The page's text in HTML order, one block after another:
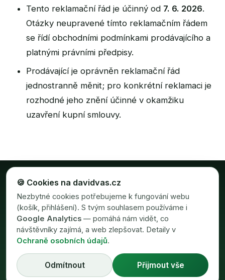
Tento reklamační řád je účinný od 7. 6. 2026.
Otázky neupravené tímto reklamačním řádem
se řídí obchodními podmínkami prodávajícího a
platnými právními předpisy.
Prodávající je oprávněn reklamační řád
jednostranně měnit; pro konkrétní reklamaci je
rozhodné jeho znění účinné v okamžiku
uzavření kupní smlouvy.
©2026 David Vaš · RunFlow s.r.o.
⭐ Recenze na Googlu
Made with
for running
💬
🍪 Cookies na davidvas.cz
Nezbytné cookies potřebujeme k fungování webu
(košík, přihlášení). S tvým souhlasem používáme i
Google Analytics — pomáhá nám vidět, co
návštěvníky zajímá, a web zlepšovat. Detaily v
Ochraně osobních údajů.
Odmítnout Přijmout vše